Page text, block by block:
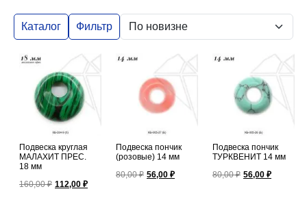
Каталог Фильтр
Подвеска круглая
МАЛАХИТ ПРЕС.
18 мм
160,00₽ Первоначальная
112,00 ₽Текущая
Подвеска пончик
(розовые) 14 мм
80,00₽ Первоначальная
56,00 ₽Текущая
Подвеска пончик
ТУРКВЕНИТ 14 мм
80,00₽ 56,00 ₽